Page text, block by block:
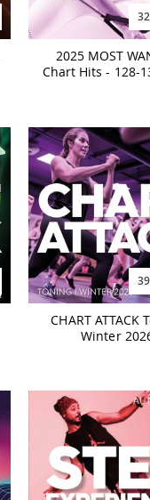
2025 MOST
Chart Hits - 128-
CHART ATTACK
Winter